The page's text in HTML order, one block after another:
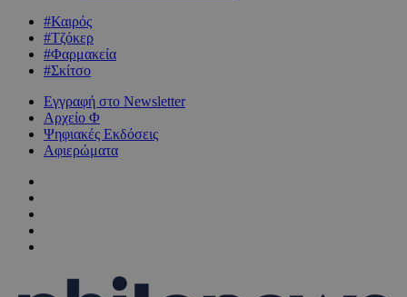
#Καιρός
#Τζόκερ
#Φαρμακεία
#Σκίτσο
Εγγραφή στο Newsletter
Αρχείο Φ
Ψηφιακές Εκδόσεις
Αφιερώματα